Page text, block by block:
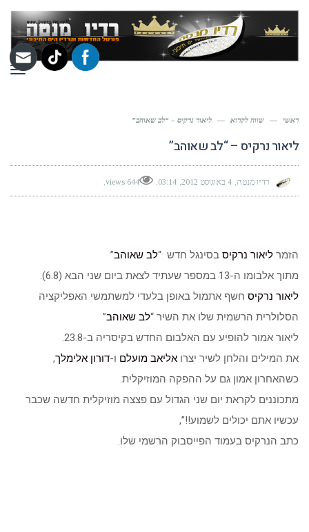
ראשי — שווה לקרוא — ליאור נרקיס – “לב שאוהב”
ליאור נרקיס – “לב שאוהב”
רדיו מנטה 4 באוגוסט 2012 03:14
644 views
הזמר ליאור נרקיס בסינגל חדש “לב שאוהב”
מתוך אלבומו ה-13 במספר שעתיד לצאת ביום שני הבא (6.8).
ליאור נרקיס חשף אתמול באופן בלעדי למשתמשי האפליקציה
הסלולרית הרשמית שלו את השיר “לב שאוהב”
ליאור אמור להופיע עם האלבום החדש בקיסריה ב-23.8.
את המילים והלחן לשיר יצרו אליאב מועלם ו-דורון אלימלך,
כשהאחרון אמון גם על ההפקה המוזיקלית.
מתכוננים לקראת יום שני הגדול עם פצצה מוזיקלית חדשה שכבר
עכשיו אתם יכולים לשמוע!!”,
כתב הנרקיס בעמוד הפייסבוק הרשמי שלו.